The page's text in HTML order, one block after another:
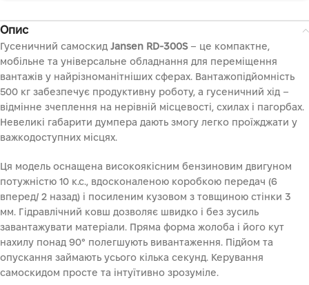
Опис
Гусеничний самоскид Jansen RD-300S – це компактне,
мобільне та універсальне обладнання для переміщення
вантажів у найрізноманітніших сферах. Вантажопідйомність
500 кг забезпечує продуктивну роботу, а гусеничний хід –
відмінне зчеплення на нерівній місцевості, схилах і пагорбах.
Невеликі габарити думпера дають змогу легко проїжджати у
важкодоступних місцях.
Ця модель оснащена високоякісним бензиновим двигуном
потужністю 10 к.с., вдосконаленою коробкою передач (6
вперед/ 2 назад) і посиленим кузовом з товщиною стінки 3
мм. Гідравлічний ковш дозволяє швидко і без зусиль
завантажувати матеріали. Пряма форма жолоба і його кут
нахилу понад 90° полегшують вивантаження. Підйом та
опускання займають усього кілька секунд. Керування
самоскидом просте та інтуїтивно зрозуміле.